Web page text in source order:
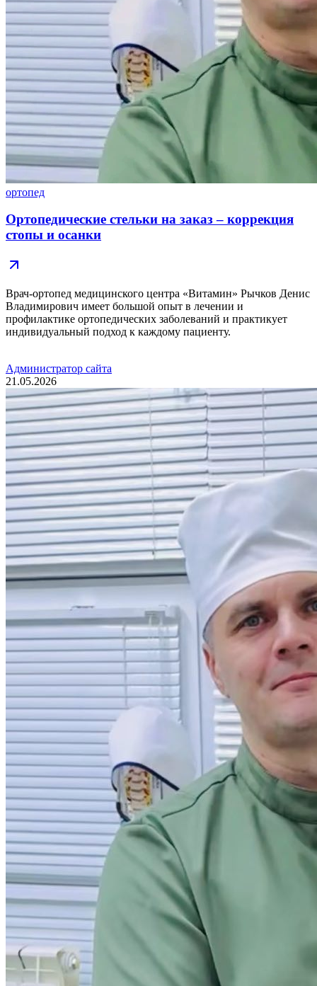
ортопед
Ортопедические стельки на заказ – коррекция
стопы и осанки
Врач-ортопед медицинского центра «Витамин» Рычков Денис
Владимирович имеет большой опыт в лечении и
профилактике ортопедических заболеваний и практикует
индивидуальный подход к каждому пациенту.
Администратор сайта
21.05.2026